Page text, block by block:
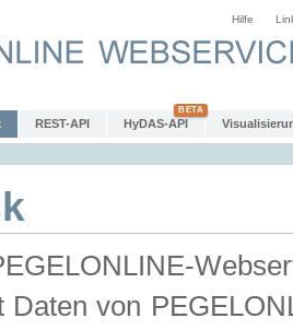
Hilfe
REST-API HyDAS-API
Daten von